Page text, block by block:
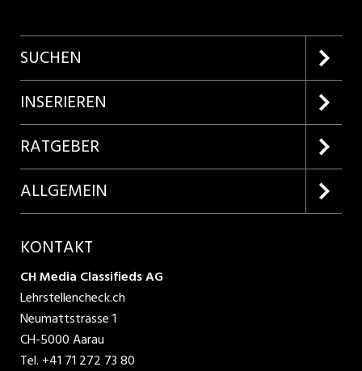
SUCHEN
Firmenprofile entdecken
Lehrstellen suchen
INSERIEREN
Kundenlogin
Inserieren
Produkte
RATGEBER
Lehrberufe entdecken
ALLGEMEIN
AGB
Datenschutzbestimmungen
Nutzungsbedingungen
KONTAKT
CH Media Classifieds AG
Lehrstellencheck.ch
Neumattstrasse 1
CH-5000 Aarau
Tel. +41 71 272 73 80